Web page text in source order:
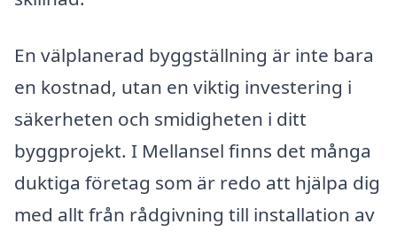
En välplanerad byggställning är inte bara
en kostnad, utan en viktig investering i
säkerheten och smidigheten i ditt
byggprojekt. I Mellansel finns det många
duktiga företag som är redo att hjälpa dig
med allt från rådgivning till installation av